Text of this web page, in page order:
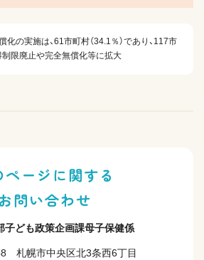
の実施は、61市町村（34.1％）であり、117市
制限廃止や完全無償化等に拡大
ページに関する
お問い合わせ
子ども政策企画課母子保健係
札幌市中央区北3条西6丁目